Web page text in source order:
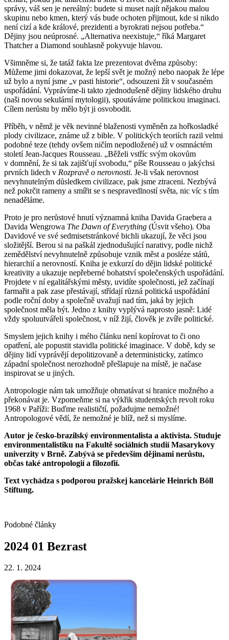
správy, váš sen je nereálný: budete si muset najít nějakou malou
skupinu nebo kmen, který vás bude ochoten přijmout, kde si nikdo
není cizí a kde králové, prezidenti a byrokrati nejsou potřeba.“
Dějiny jsou neúprosné. „Alternativa neexistuje,“ říká Margaret
Thatcher a Diamond souhlasně pokyvuje hlavou.
Všimněme si, že tatáž fakta lze prezentovat dvěma způsoby:
Můžeme jimi dokazovat, že lepší svět je možný nebo naopak že lépe
už bylo a nyní jsme „v pasti historie“, odsouzeni žít v současném
uspořádání. Vyprávíme-li takto zjednodušeně dějiny lidského druhu
(naši novou sekulární mytologii), spoutáváme politickou imaginaci.
Cílem nerůstu by mělo být ji osvobodit.
Příběh, v němž je věk nevinné blaženosti vyměněn za hořkosladké
plody civilizace, známe už z bible. V politických teoriích razil velmi
podobné teze (tehdy ovšem ničím nepodložené) už v osmnáctém
století Jean-Jacques Rousseau. „Běželi vstříc svým okovům
v domnění, že si tak zajišťují svobodu,“ píše Rousseau o jakýchsi
prvních lidech v Rozpravě o nerovnosti. Je-li však nerovnost
nevyhnutelným důsledkem civilizace, pak jsme ztraceni. Nezbývá
než pokrčit rameny a smířit se s nespravedlností světa, nic víc s tím
nenaděláme.
Proto je pro nerůstové hnutí významná kniha Davida Graebera a
Davida Wengrowa The Dawn of Everything (Úsvit všeho). Oba
Davidové ve své sedmisetstránkové bichli ukazují, že věci jsou
složitější. Berou si na paškál zjednodušující narativy, podle nichž
zemědělství nevyhnutelně způsobuje vznik měst a posléze států,
hierarchií a nerovností. Kniha je exkurzí do dějin lidské politické
kreativity a ukazuje nepřeberné bohatství společenských uspořádání.
Projdete v ní egalitářskými městy, uvidíte společnosti, jež začínají
farmařit a pak zase přestávají, střídají různá politická uspořádání
podle roční doby a společně uvažují nad tím, jaká by jejich
společnost měla být. Jedno z knihy vyplývá naprosto jasně: Lidé
vždy spoluutvářeli společnost, v níž žijí, člověk je zvíře politické.
Smyslem jejich knihy i mého článku není kopírovat to či ono
opatření, ale popustit stavidla politické imaginace. V době, kdy se
dějiny lidí vyprávějí depolitizovaně a deterministicky, zatímco
západní společnost nerozhodně přešlapuje na místě, je načase
inspirovat se u jiných.
Antropologie nám tak umožňuje ohmatávat si hranice možného a
překonávat je. Vzpomeňme si na výkřik studentských revolt roku
1968 v Paříži: Buďme realističtí, požadujme nemožné!
Antropologové vědí, že nemožné je blíž, než si myslíme.
Autor je česko-brazilský environmentalista a aktivista. Studuje
environmentalistiku na Fakultě sociálních studií Masarykovy
univerzity v Brně. Zabývá se především dějinami nerůstu,
občas také antropologií a filozofií.
Text vychádza s podporou pražskej kancelárie Heinrich Böll
Stiftung.
Podobné články
2024 01 Bezrast
22. 1. 2024